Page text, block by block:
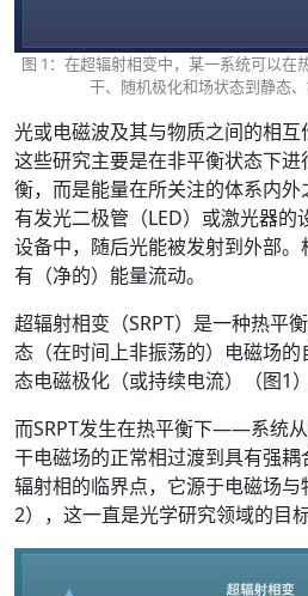
图 1：在超辐射相变中，某一系统可以在
干、随机极化和场状态到静态、
光或电磁波及其与物质之间的相
这些研究主要是在非平衡状态下
衡，而是能量在所关注的体系内
有发光二极管（LED）或激光器的
设备中，随后光能被发射到外部
有（净的）能量流动。
超辐射相变（SRPT）是一种热平
态（在时间上非振荡的）电磁场
态电磁极化（或持续电流）（图1）
而SRPT发生在热平衡下——系统
干电磁场的正常相过渡到具有强
辐射相的临界点，它源于电磁场
2），这一直是光学研究领域的目标